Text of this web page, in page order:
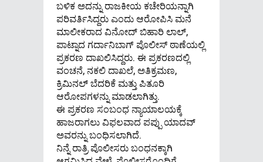
ಬಳಿಕ ಅದನ್ನು ರಾಜಕೀಯ ಕಚೇರಿಯನ್ನಾಗಿ
ಪರಿವರ್ತಿಸಿದ್ದರು ಎಂದು ಆರೋಪಿಸಿ ಮನೆ
ಮಾಲೀಕರಾದ ವಿನೋದ್ ಬಿಹಾರಿ ಲಾಲ್,
ಪಾಟ್ನಾದ ಗರ್ದಾನಿಬಾಗ್ ಪೊಲೀಸ್ ಠಾಣೆಯಲ್ಲಿ
ಪ್ರಕರಣ ದಾಖಲಿಸಿದ್ದರು. ಈ ಪ್ರಕರಣದಲ್ಲಿ
ವಂಚನೆ, ನಕಲಿ ದಾಖಲೆ, ಅತಿಕ್ರಮಣ,
ಕ್ರಿಮಿನಲ್ ಬೆದರಿಕೆ ಮತ್ತು ಪಿತೂರಿ
ಆರೋಪಗಳನ್ನು ಮಾಡಲಾಗಿತ್ತು.
ಈ ಪ್ರಕರಣ ಸಂಬಂಧ ನ್ಯಾಯಾಲಯಕ್ಕೆ
ಹಾಜರಾಗಲು ವಿಫಲವಾದ ಪಪ್ಪು ಯಾದವ್
ಅವರನ್ನು ಬಂಧಿಸಲಾಗಿದೆ.
ನಿನ್ನೆ ರಾತ್ರಿ ಪೊಲೀಸರು ಬಂಧನಕ್ಕಾಗಿ